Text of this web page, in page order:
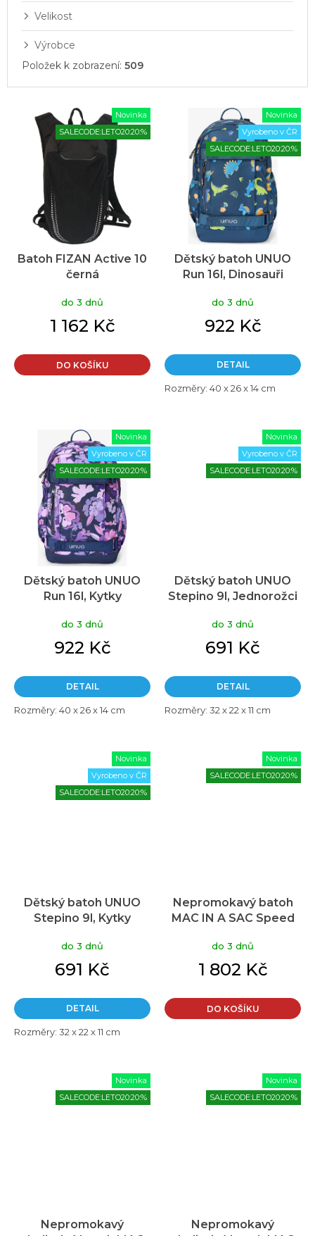
Velikost
Výrobce
Položek k zobrazení: 509
Novinka
SALECODE:LETO20:20:%
Batoh FIZAN Active 10
černá
do 3 dnů
1 162 Kč
DO KOŠÍKU
Novinka
Vyrobeno v ČR
SALECODE:LETO20:20:%
Dětský batoh UNUO
Run 16l, Dinosauři
do 3 dnů
922 Kč
DETAIL
Rozměry: 40 x 26 x 14 cm
Novinka
Vyrobeno v ČR
SALECODE:LETO20:20:%
Dětský batoh UNUO
Run 16l, Kytky
do 3 dnů
922 Kč
DETAIL
Rozměry: 40 x 26 x 14 cm
Novinka
Vyrobeno v ČR
SALECODE:LETO20:20:%
Dětský batoh UNUO
Stepino 9l, Jednorožci
do 3 dnů
691 Kč
DETAIL
Rozměry: 32 x 22 x 11 cm
Novinka
Vyrobeno v ČR
SALECODE:LETO20:20:%
Dětský batoh UNUO
Stepino 9l, Kytky
do 3 dnů
691 Kč
DETAIL
Rozměry: 32 x 22 x 11 cm
Novinka
SALECODE:LETO20:20:%
Nepromokavý batoh
MAC IN A SAC Speed
do 3 dnů
1 802 Kč
DO KOŠÍKU
Novinka
SALECODE:LETO20:20:%
Nepromokavý
Novinka
SALECODE:LETO20:20:%
Nepromokavý